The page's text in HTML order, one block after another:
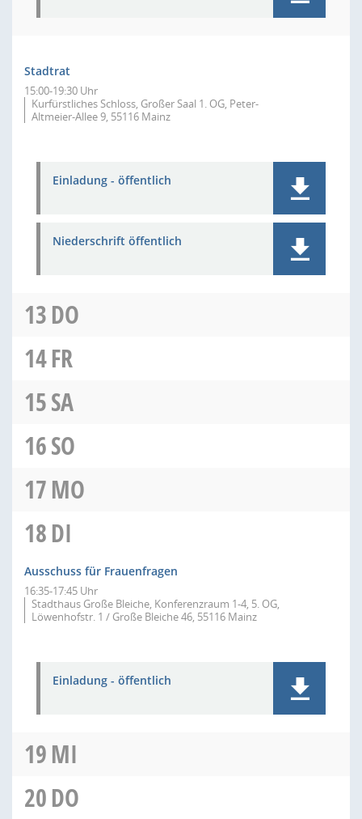
Stadtrat
15:00-19:30 Uhr
Kurfürstliches Schloss, Großer Saal 1. OG, Peter-
Altmeier-Allee 9, 55116 Mainz
Einladung - öffentlich
Niederschrift öffentlich
13DO
14FR
15SA
16SO
17MO
18DI
Ausschuss für Frauenfragen
16:35-17:45 Uhr
Stadthaus Große Bleiche, Konferenzraum 1-4, 5. OG,
Löwenhofstr. 1 / Große Bleiche 46, 55116 Mainz
Einladung - öffentlich
19MI
20DO